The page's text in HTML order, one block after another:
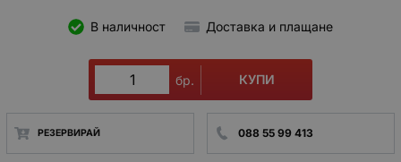
В наличност Доставка и плащане
бр. КУПИ
РЕЗЕРВИРАЙ 088 55 99 413